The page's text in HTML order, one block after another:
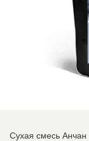
Сухая смесь